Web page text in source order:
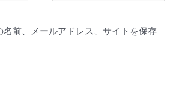
前、メールアドレス、サイトを保存